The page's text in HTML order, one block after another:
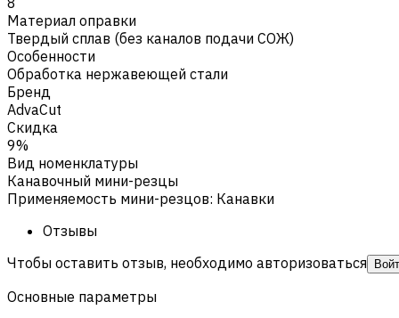
Материал оправки
Твердый сплав (без каналов подачи СОЖ)
Особенности
Обработка нержавеющей стали
Бренд
AdvaCut
Скидка
9%
Вид номенклатуры
Канавочный мини-резцы
Применяемость мини-резцов: Канавки
Отзывы
Чтобы оставить отзыв, необходимо авторизоваться
Основные параметры